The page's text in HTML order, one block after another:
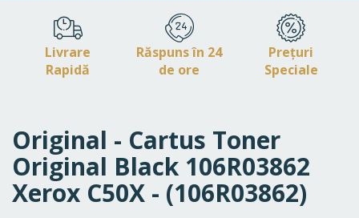
Livrare
Rapidă
Răspuns în 24
de ore
Prețuri
Speciale
Original - Cartus Toner
Original Black 106R03862
Xerox C50X - (106R03862)